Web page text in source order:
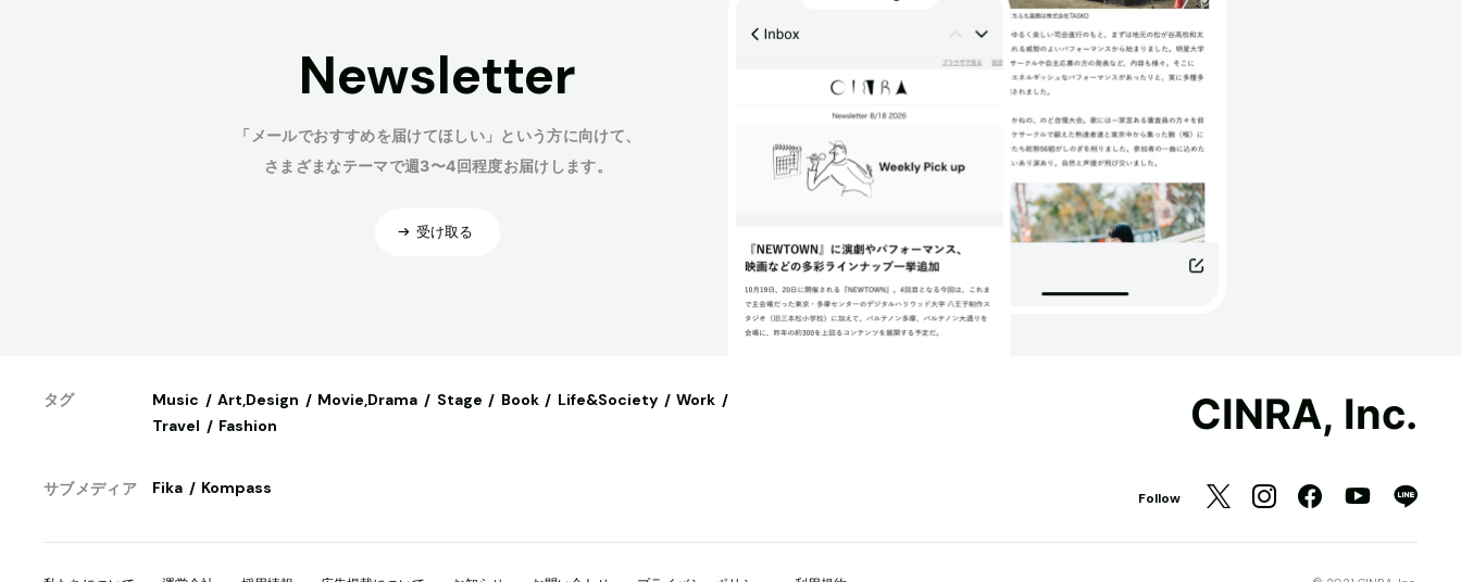
Newsletter
「メールでおすすめを届けてほしい」という方に向けて、
さまざまなテーマで週3〜4回程度お届けします。
受け取る
タグ Music Art,Design Movie,Drama Stage Book Life&Society
Work
Travel
Fashion
サブメディア Fika Kompass
CINRA, Inc.
Follow